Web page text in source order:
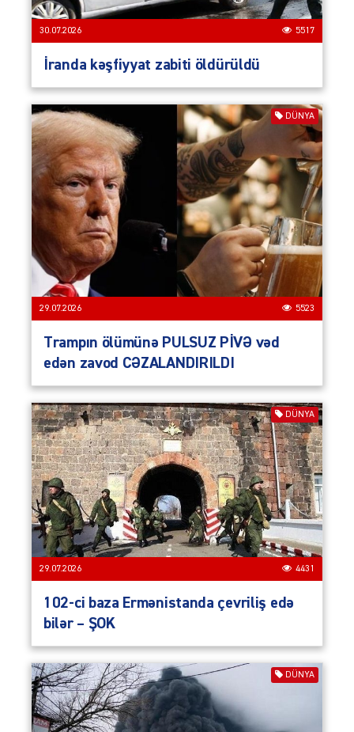
30.07.2026 5517
İranda kəşfiyyat zabiti öldürüldü
DÜNYA
29.07.2026 5523
Trampın ölümünə PULSUZ PİVƏ vəd
edən zavod CƏZALANDIRILDI
DÜNYA
29.07.2026 4431
102-ci baza Ermənistanda çevriliş edə
bilər – ŞOK
DÜNYA